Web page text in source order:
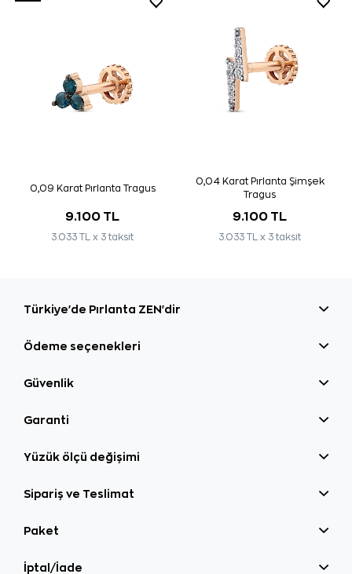
0,09 Karat Pırlanta Tragus
9.100 TL
3.033 TL x 3 taksit
0,04 Karat Pırlanta Şimşek
Tragus
9.100 TL
3.033 TL x 3 taksit
Türkiye'de Pırlanta ZEN'dir
Ödeme seçenekleri
Güvenlik
Garanti
Yüzük ölçü değişimi
Sipariş ve Teslimat
Paket
İptal/İade